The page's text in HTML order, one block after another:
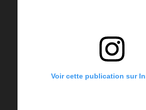
Voir cette publication sur